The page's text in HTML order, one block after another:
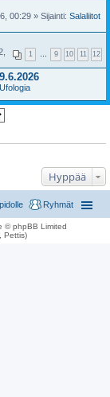
00:29 » Sijainti: Salaliitot
1 9 10 11 12
Ufologia
Hyppää
Ryhmät
© phpBB Limited
Pettis)